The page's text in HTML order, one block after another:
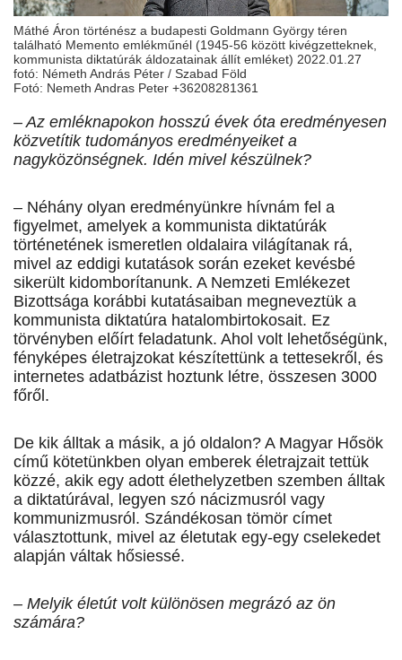
Máthé Áron történész a budapesti Goldmann György téren
található Memento emlékműnél (1945-56 között kivégzetteknek,
kommunista diktatúrák áldozatainak állít emléket) 2022.01.27
fotó: Németh András Péter / Szabad Föld
Fotó: Nemeth Andras Peter +36208281361
– Az emléknapokon hosszú évek óta eredményesen
közvetítik tudományos eredményeiket a
nagyközönségnek. Idén mivel készülnek?
– Néhány olyan eredményünkre hívnám fel a
figyelmet, amelyek a kommunista diktatúrák
történetének ismeretlen oldalaira világítanak rá,
mivel az eddigi kutatások során ezeket kevésbé
sikerült kidomborítanunk. A Nemzeti Emlékezet
Bizottsága korábbi kutatásaiban megneveztük a
kommunista diktatúra hatalombirtokosait. Ez
törvényben előírt feladatunk. Ahol volt lehetőségünk,
fényképes életrajzokat készítettünk a tettesekről, és
internetes adatbázist hoztunk létre, összesen 3000
főről.
De kik álltak a másik, a jó oldalon? A Magyar Hősök
című kötetünkben olyan emberek életrajzait tettük
közzé, akik egy adott élethelyzetben szemben álltak
a diktatúrával, legyen szó nácizmusról vagy
kommunizmusról. Szándékosan tömör címet
választottunk, mivel az életutak egy-egy cselekedet
alapján váltak hősiessé.
– Melyik életút volt különösen megrázó az ön
számára?